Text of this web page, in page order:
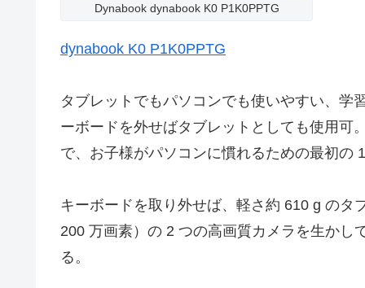
Dynabook dynabook K0 P1K0PPTG
dynabook K0 P1K0PPTG
タブレットでもパソコンでも使いやすい、学
ーボードを外せばタブレットとしても使用可
で、お子様がパソコンに慣れるための最初の
キーボードを取り外せば、軽さ約 610 g のタ
200 万画素）の 2 つの高画質カメラを生かし
る。